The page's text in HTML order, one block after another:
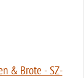
& Brote - SZ-